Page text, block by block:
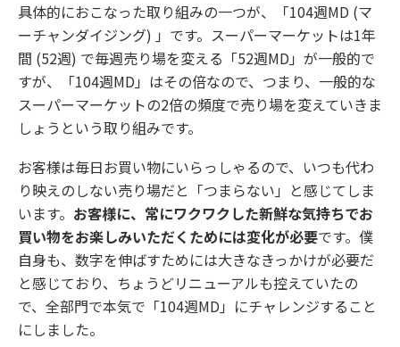
具体的におこなった取り組みの一つが、「104週MD (マ
ーチャンダイジング) 」です。スーパーマーケットは1年
間 (52週) で毎週売り場を変える「52週MD」が一般的で
すが、「104週MD」はその倍なので、つまり、一般的な
スーパーマーケットの2倍の頻度で売り場を変えていきま
しょうという取り組みです。
お客様は毎日お買い物にいらっしゃるので、いつも代わ
り映えのしない売り場だと「つまらない」と感じてしま
います。 お客様に、常にワクワクした新鮮な気持ちでお
買い物をお楽しみいただくためには変化が必要です。僕
自身も、数字を伸ばすためには大きなきっかけが必要だ
と感じており、ちょうどリニューアルも控えていたの
で、全部門で本気で「104週MD」にチャレンジすること
にしました。